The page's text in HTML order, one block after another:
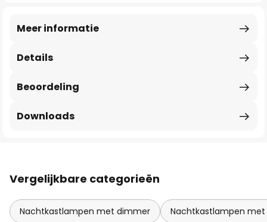
Details
Meer informatie
Beoordeling
Downloads
Vergelijkbare categorieën
Nachtkastlampen met dimmer Nachtkastlampen met